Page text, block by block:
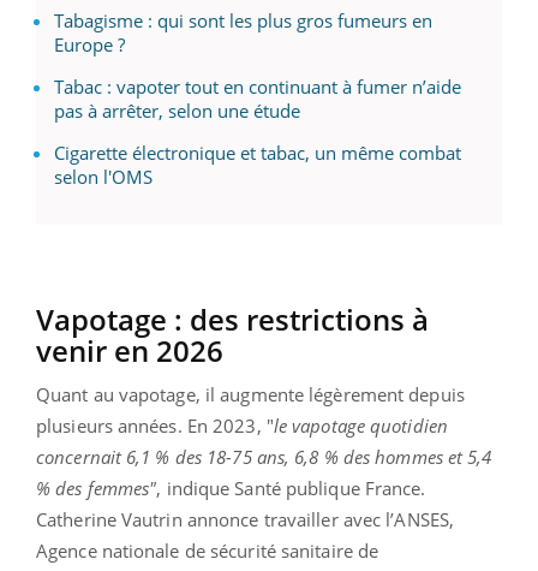
Tabagisme : qui sont les plus gros fumeurs en
Europe ?
Tabac : vapoter tout en continuant à fumer n’aide
pas à arrêter, selon une étude
Cigarette électronique et tabac, un même combat
selon l'OMS
Vapotage : des restrictions à
venir en 2026
Quant au vapotage, il augmente légèrement depuis
plusieurs années. En 2023, "le vapotage quotidien
concernait 6,1 % des 18-75 ans, 6,8 % des hommes et 5,4
% des femmes", indique Santé publique France.
Catherine Vautrin annonce travailler avec l’ANSES,
Agence nationale de sécurité sanitaire de